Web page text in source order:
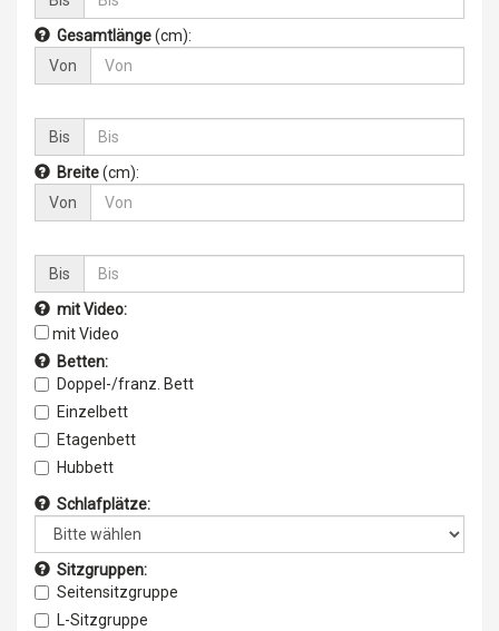
Gesamtlänge(cm):
Von
Bis
Breite(cm):
Von
Bis
mit Video:
mit Video
Betten:
Doppel-/franz. Bett
Einzelbett
Etagenbett
Hubbett
Doppelbett quer
Doppelbett längs
Aufstelldach (Doppelbett)
Schlafplätze:
Sitzgruppen:
Seitensitzgruppe
L-Sitzgruppe